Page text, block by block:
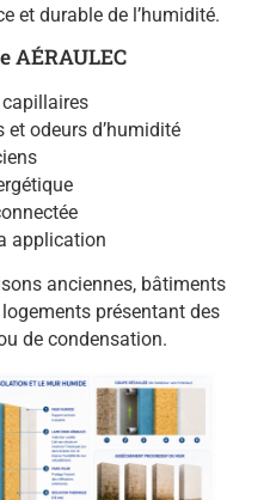
et durable de l’humidité.
AÉRAULEC
odeurs d’humidité
application
anciennes, bâtiments
présentant des
de condensation.